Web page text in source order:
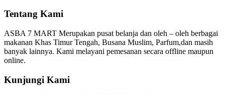
Tentang Kami
ASBA 7 MART Merupakan pusat belanja dan oleh – oleh berbagai
makanan Khas Timur Tengah, Busana Muslim, Parfum,dan masih
banyak lainnya. Kami melayani pemesanan secara offline maupun
online.
Kunjungi Kami